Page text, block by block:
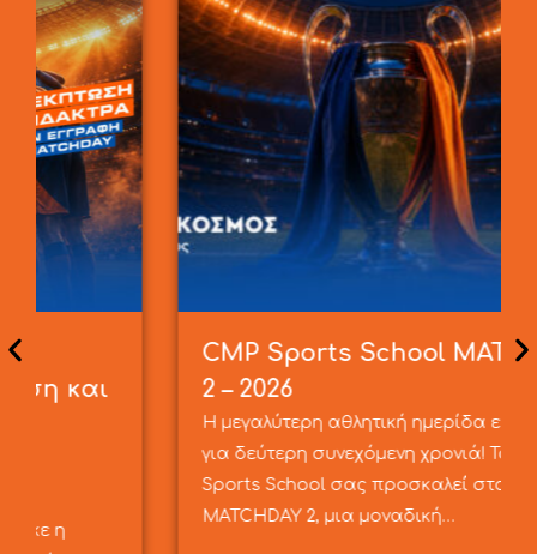
CMP Sports School MATCHDAY
2 – 2026
Η μεγαλύτερη αθλητική ημερίδα επιστρέφει
για δεύτερη συνεχόμενη χρονιά! Το CMP
Sports School σας προσκαλεί στο
MATCHDAY 2, μια μοναδική…